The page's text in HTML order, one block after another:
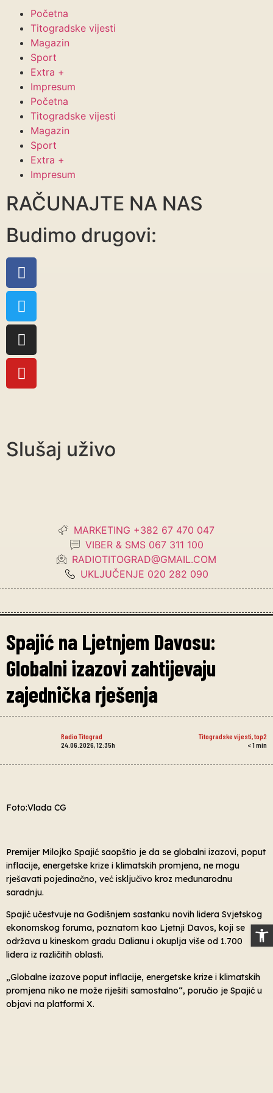
Početna
Titogradske vijesti
Magazin
Sport
Extra +
Impresum
Početna
Titogradske vijesti
Magazin
Sport
Extra +
Impresum
RAČUNAJTE NA NAS
Budimo drugovi:
Slušaj uživo
MARKETING +382 67 470 047
VIBER & SMS 067 311 100
RADIOTITOGRAD@GMAIL.COM
UKLJUČENJE 020 282 090
Spajić na Ljetnjem Davosu:
Globalni izazovi zahtijevaju
zajednička rješenja
Radio Titograd Titogradske vijesti,top2
24.06.2026, 12:35h
< 1min
Foto:Vlada CG
Premijer Milojko Spajić saopštio je da se globalni izazovi, poput
inflacije, energetske krize i klimatskih promjena, ne mogu
rješavati pojedinačno, već isključivo kroz međunarodnu
saradnju.
Spajić učestvuje na Godišnjem sastanku novih lidera Svjetskog
ekonomskog foruma, poznatom kao Ljetnji Davos, koji se
održava u kineskom gradu Dalianu i okuplja više od 1.700
lidera iz različitih oblasti.
„Globalne izazove poput inflacije, energetske krize i klimatskih
promjena niko ne može riješiti samostalno“, poručio je Spajić u
objavi na platformi X.